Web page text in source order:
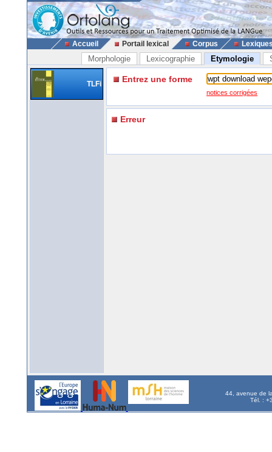
Accueil Portail lexical Corpus
Morphologie Lexicographie Etymologie
TLFi Entrez une forme
notices corrigées
Erreur
44, avenue de
Tél. :